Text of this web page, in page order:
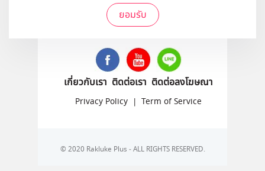
ยอมรับ
ติดตามเราได้ที่
เกี่ยวกับเรา ติดต่อเรา ติดต่อลงโฆษณา
Privacy Policy | Term of Service
© 2020 Rakluke Plus - ALL RIGHTS RESERVED.